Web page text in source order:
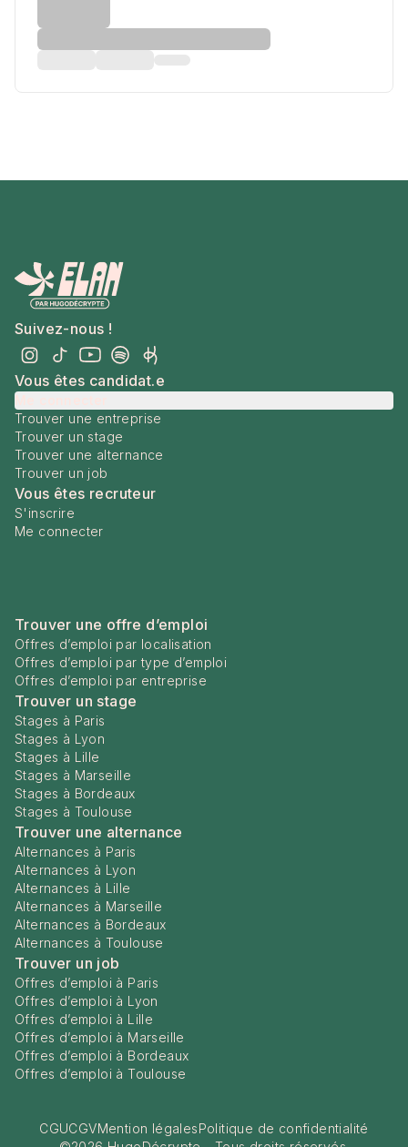
Suivez-nous !
Vous êtes candidat.e
Trouver une entreprise
Trouver un stage
Trouver une alternance
Trouver un job
Vous êtes recruteur
S'inscrire
Me connecter
Trouver une offre d’emploi
Offres d’emploi par localisation
Offres d’emploi par type d’emploi
Offres d’emploi par entreprise
Trouver un stage
Stages à Paris
Stages à Lyon
Stages à Lille
Stages à Marseille
Stages à Bordeaux
Stages à Toulouse
Trouver une alternance
Alternances à Paris
Alternances à Lyon
Alternances à Lille
Alternances à Marseille
Alternances à Bordeaux
Alternances à Toulouse
Trouver un job
Offres d’emploi à Paris
Offres d’emploi à Lyon
Offres d’emploi à Lille
Offres d’emploi à Marseille
Offres d’emploi à Bordeaux
Offres d’emploi à Toulouse
CGUCGVMention légalesPolitique de confidentialité